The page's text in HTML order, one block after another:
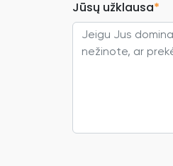
Jūsų užklausa*